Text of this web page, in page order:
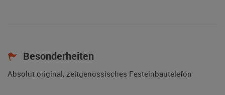
Besonderheiten
Absolut original, zeitgenössisches Festeinbautelefon